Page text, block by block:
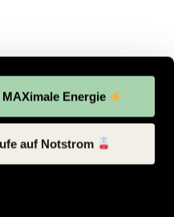
Energie
auf Notstrom